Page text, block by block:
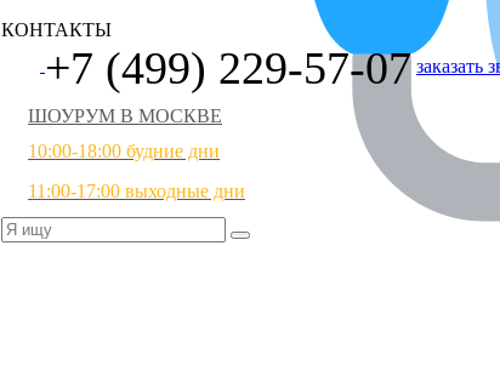
КОНТАКТЫ
+7 (499) 229-57-07 заказать
ШОУРУМ В МОСКВЕ
10:00-18:00 будние дни
11:00-17:00 выходные дни